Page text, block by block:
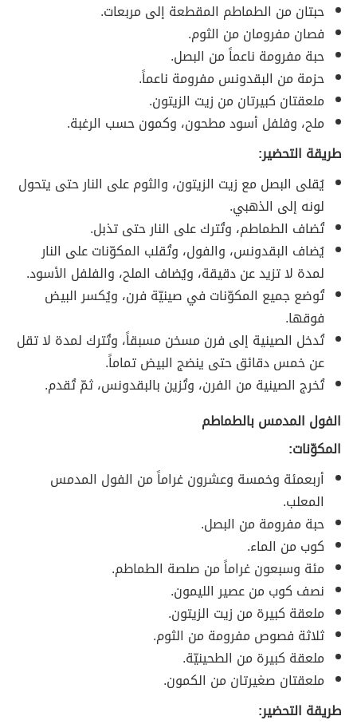
حبتان من الطماطم المقطعة إلى مربعات.
فصان مفرومان من الثوم.
حبة مفرومة ناعماً من البصل.
حزمة من البقدونس مفرومة ناعماً.
ملعقتان كبيرتان من زيت الزيتون.
ملح، وفلفل أسود مطحون، وكمون حسب الرغبة.
طريقة التحضير:
يُقلى البصل مع زيت الزيتون، والثوم على النار حتى يتحول
لونه إلى الذهبي.
تُضاف الطماطم، وتُترك على النار حتى تذبل.
يُضاف البقدونس، والفول، وتُقلب المكوّنات على النار
لمدة لا تزيد عن دقيقة، ويُضاف الملح، والفلفل الأسود.
تُوضع جميع المكوّنات في صينيّة فرن، ويُكسر البيض
فوقها.
تُدخل الصينية إلى فرن مسخن مسبقاً، وتُترك لمدة لا تقل
عن خمس دقائق حتى ينضج البيض تماماً.
تُخرج الصينية من الفرن، وتُزين بالبقدونس، ثمّ تُقدم.
الفول المدمس بالطماطم
المكوّنات:
أربعمئة وخمسة وعشرون غراماً من الفول المدمس
المعلب.
حبة مفرومة من البصل.
كوب من الماء.
مئة وسبعون غراماً من صلصة الطماطم.
نصف كوب من عصير الليمون.
ملعقة كبيرة من زيت الزيتون.
ثلاثة فصوص مفرومة من الثوم.
ملعقة كبيرة من الطحينيّة.
ملعقتان صغيرتان من الكمون.
طريقة التحضير: